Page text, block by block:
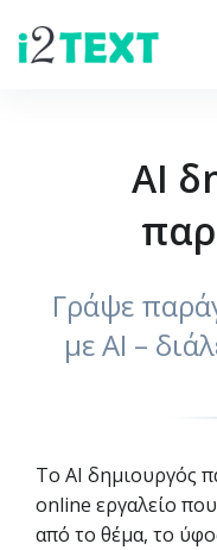
AI
Γράψε
με AI –
Το AI δημιουργός
online εργαλείο
από το θέμα, το